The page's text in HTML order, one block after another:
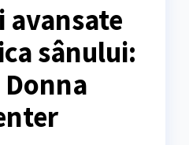
avansate
sânului:
Donna